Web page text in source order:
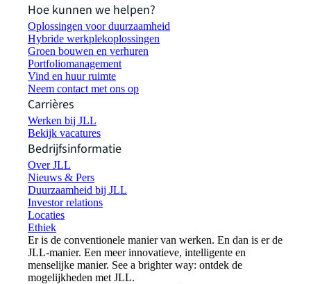
Hoe kunnen we helpen?
Oplossingen voor duurzaamheid
Hybride werkplekoplossingen
Groen bouwen en verhuren
Portfoliomanagement
Vind en huur ruimte
Neem contact met ons op
Carrières
Werken bij JLL
Bekijk vacatures
Bedrijfsinformatie
Over JLL
Nieuws & Pers
Duurzaamheid bij JLL
Investor relations
Locaties
Ethiek
Er is de conventionele manier van werken. En dan is er de
JLL-manier. Een meer innovatieve, intelligente en
menselijke manier. See a brighter way: ontdek de
mogelijkheden met JLL.